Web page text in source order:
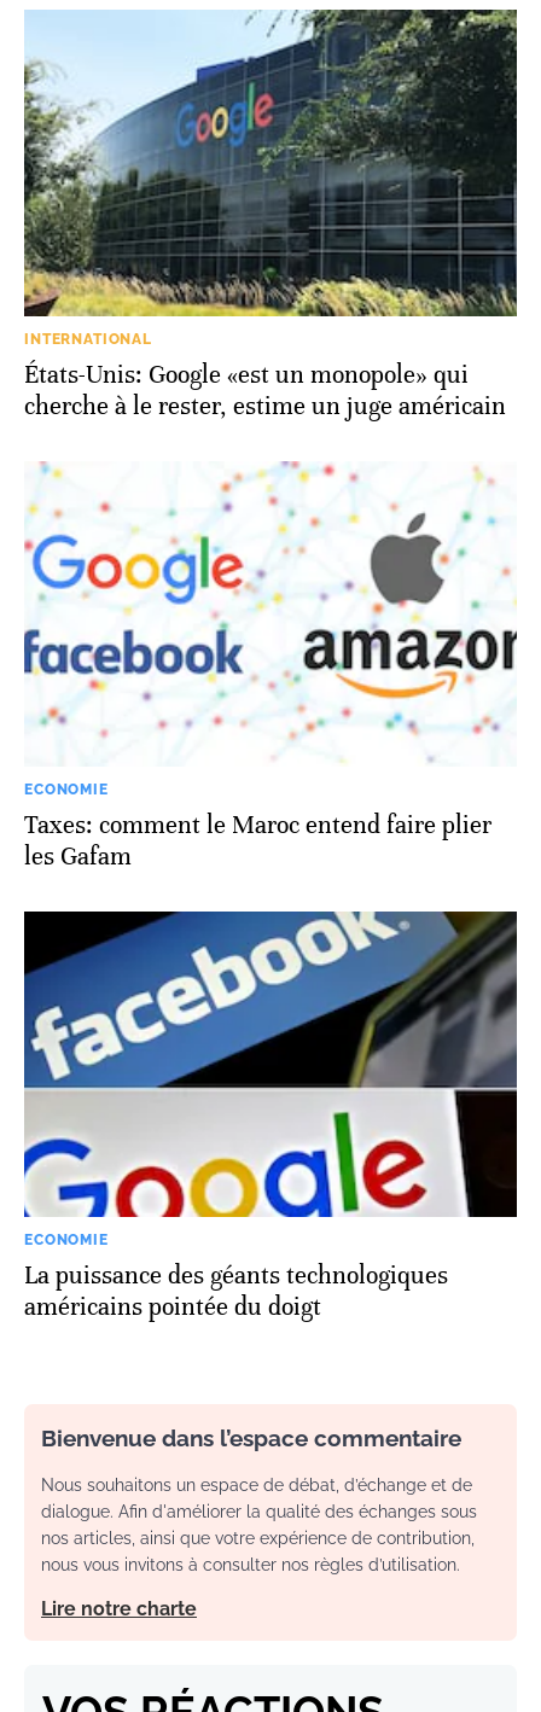
INTERNATIONAL
États-Unis: Google «est un monopole» qui
cherche à le rester, estime un juge américain
ECONOMIE
Taxes: comment le Maroc entend faire plier
les Gafam
ECONOMIE
La puissance des géants technologiques
américains pointée du doigt
Bienvenue dans l’espace commentaire
Nous souhaitons un espace de débat, d’échange et de
dialogue. Afin d'améliorer la qualité des échanges sous
nos articles, ainsi que votre expérience de contribution,
nous vous invitons à consulter nos règles d’utilisation.
Lire notre charte